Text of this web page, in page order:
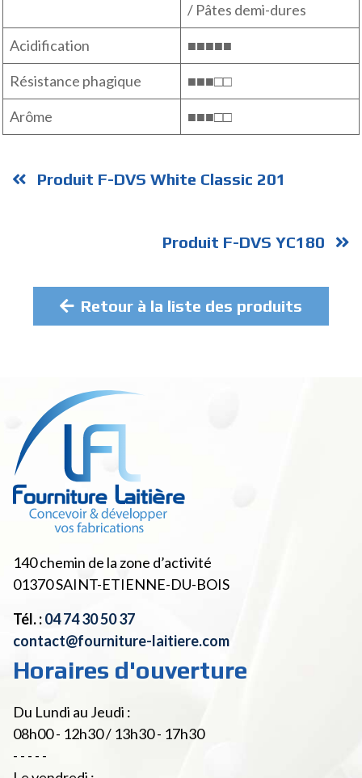
/ Pâtes demi-dures
Acidification
■■■■■
Résistance phagique
■■■□□
Arôme
■■■□□
Produit F-DVS White Classic 201
Produit F-DVS YC180
Retour à la liste des produits
140 chemin de la zone d’activité
01370SAINT-ETIENNE-DU-BOIS
Tél. :04 74 30 50 37
contact@fourniture-laitiere.com
Horaires d'ouverture
Du Lundi au Jeudi :
08h00 - 12h30 / 13h30 - 17h30
- - - - -